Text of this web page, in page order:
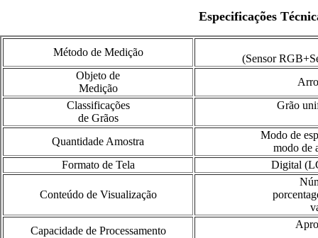
Especificações
Método de Medição
(Sensor
Objeto de
Medição
Classificações
de Grãos
Grão
Quantidade Amostra
Modo de
modo de
Formato de Tela
Digital
Conteúdo de Visualização
Capacidade de Processamento